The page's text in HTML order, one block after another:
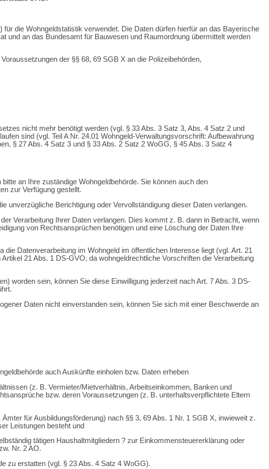
die Wohngeldstatistik verwendet. Die Daten dürfen hierfür an das Bayerische
und an das Bundesamt für Bauwesen und Raumordnung übermittelt werden
der §§ 68, 69 SGB X an die Polizeibehörden,
nicht mehr benötigt werden (vgl. § 33 Abs. 3 Satz 3, Abs. 4 Satz 2 und
sind (vgl. Teil A Nr. 24.01 Wohngeld-Verwaltungsvorschrift: Aufbewahrung
§ 27 Abs. 4 Satz 3 und § 33 Abs. 2 Satz 2 WoGG, § 45 Abs. 3 Satz 4
an Ihre zuständige Wohngeldbehörde. Sie können auch den
zur Verfügung gestellt.
unverzügliche Berichtigung oder Vervollständigung dieser Daten verlangen.
Verarbeitung Ihrer Daten verlangen. Dies kommt z. B. dann in Betracht, wenn
von Rechtsansprüchen benötigen und eine Löschung der Daten Ihre
Datenverarbeitung im Wohngeld im öffentlichen Interesse liegt (vgl. Art. 21
21 Abs. 1 DS-GVO, da wohngeldrechtliche Vorschriften die Verarbeitung
worden sein, können Sie diese Einwilligung jederzeit nach Art. 7 Abs. 3 DS-
Daten nicht einverstanden sein, können Sie sich mit einer Beschwerde an
auch Auskünfte einholen bzw. Daten erheben
(z. B. Vermieter/Mietverhältnis, Arbeitseinkommen, Banken und
bzw. deren Voraussetzungen (z. B. unterhaltsverpflichtete Eltern
für Ausbildungsförderung) nach §§ 3, 69 Abs. 1 Nr. 1 SGB X, inwieweit z.
Leistungen besteht und
tätigen Haushaltmitgliedern ? zur Einkommensteuererklärung oder
Nr. 2 AO.
zu erstatten (vgl. § 23 Abs. 4 Satz 4 WoGG).